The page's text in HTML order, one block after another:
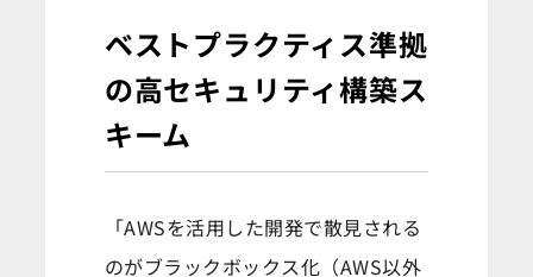
ベストプラクティス準拠
の高セキュリティ構築ス
キーム
「AWSを活用した開発で散見される
のがブラックボックス化（AWS以外